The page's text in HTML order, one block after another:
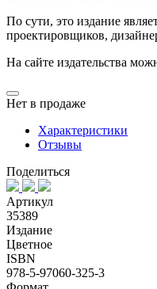
По сути, это издание
проектировщиков,
На сайте издательства
Нет в продаже
Характеристики
Отзывы
Поделиться
Артикул
35389
Издание
Цветное
ISBN
978-5-97060-325-3